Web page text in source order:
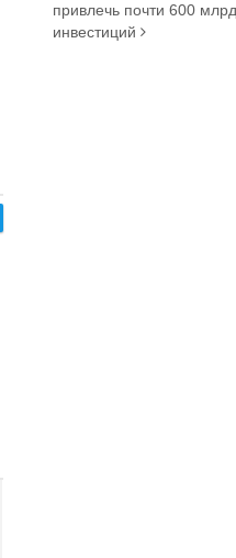
привлечь почти 600
инвестиций